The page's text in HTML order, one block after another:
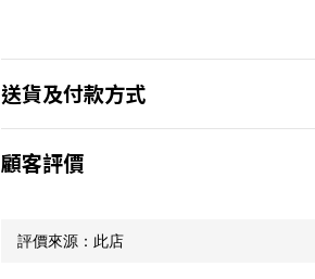
送貨及付款方式
顧客評價